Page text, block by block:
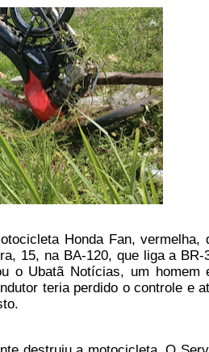
Honda Fan, vermelha,
15, na BA-120, que liga a BR-
o Ubatã Notícias, um homem
teria perdido o controle e